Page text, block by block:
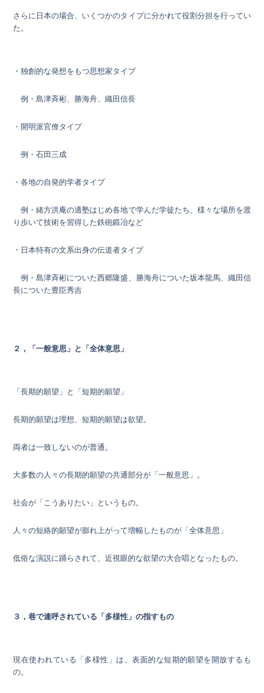
さらに日本の場合、いくつかのタイプに分かれて役割分担を行ってい
た。
・独創的な発想をもつ思想家タイプ
例・島津斉彬、勝海舟、織田信長
・開明派官僚タイプ
例・石田三成
・各地の自発的学者タイプ
例・緒方洪庵の適塾はじめ各地で学んだ学徒たち、様々な場所を渡
り歩いて技術を習得した鉄砲鍛冶など
・日本特有の文系出身の伝道者タイプ
例・島津斉彬についた西郷隆盛、勝海舟についた坂本龍馬、織田信
長についた豊臣秀吉
２，「一般意思」と「全体意思」
「長期的願望」と「短期的願望」
長期的願望は理想、短期的願望は欲望。
両者は一致しないのが普通。
大多数の人々の長期的願望の共通部分が「一般意思」。
社会が「こうありたい」というもの。
人々の短絡的願望が膨れ上がって増幅したものが「全体意思」
低俗な演説に踊らされて、近視眼的な欲望の大合唱となったもの。
３，巷で連呼されている「多様性」の指すもの
現在使われている「多様性」は、表面的な短期的願望を開放するも
の。